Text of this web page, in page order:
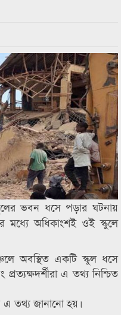
ভবন ধসে পড়ার ঘটনায়
অধিকাংশই ওই স্কুলে
অবস্থিত একটি স্কুল ধসে
এ তথ্য নিশ্চিত
এ তথ্য জানানো হয়।